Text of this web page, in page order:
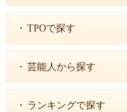
・ TPOで探す
・ 芸能人から探す
・ ランキングで探す